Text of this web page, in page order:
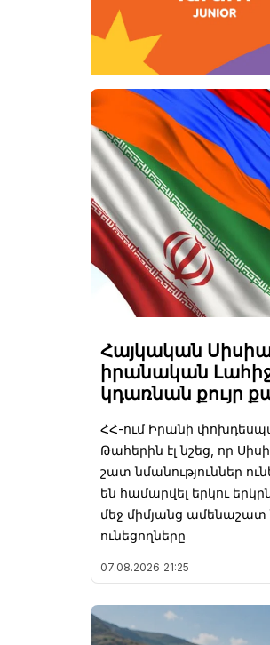
Հայկական
իրանական
կդառնան քույր
ՀՀ-ում Իրանի
Թահերին էլ նշեց, որ
շատ նմանություններ
են համարվել երկու
մեջ միմյանց ամենաշատ
ունեցողները
07.08.2026 21:25